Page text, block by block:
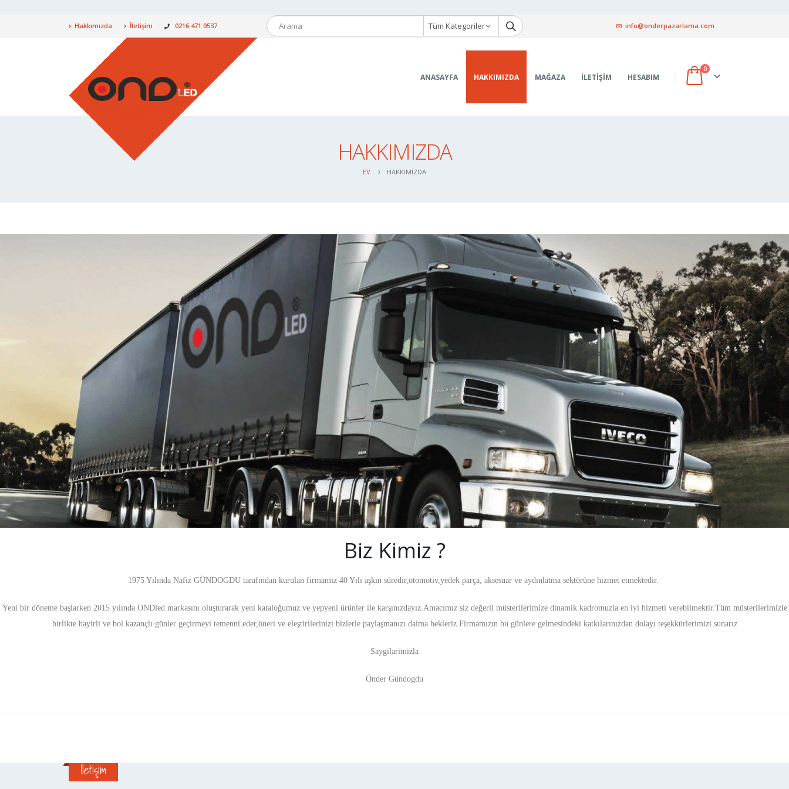
Hakkımızda İletişim 0216 471 0537 Tüm Kategoriler info@onderpazarlama.com
ANASAYFA HAKKIMIZDA MAĞAZA İLETIŞIM HESABIM
0
HAKKIMIZDA
EV HAKKIMIZDA
Biz Kimiz ?
1975 Yılında Nafiz GÜNDOGDU tarafından kurulan firmamız 40 Yılı aşkın süredir,otomotiv,yedek parça, aksesuar ve aydınlatma sektörüne hizmet etmektedir.
Yeni bir döneme başlarken 2015 yılında ONDled markasını oluşturarak yeni kataloğumuz ve yepyeni ürünler ile karşınızdayız.Amacımız siz değerli müsterilerimize dinamik kadromuzla en iyi hizmeti verebilmektir.Tüm müsterilerimizle
birlikte hayirli ve bol kazançlı günler geçirmeyi temenni eder,öneri ve eleştirilerinizi bizlerle paylaşmanızı daima bekleriz.Firmamızın bu günlere gelmesindeki katkılarınızdan dolayı teşekkürlerimizi sunarız
Saygilarimizla
Önder Gündogdu
İletişim